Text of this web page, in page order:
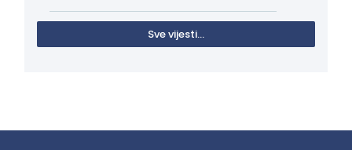
Sve vijesti...